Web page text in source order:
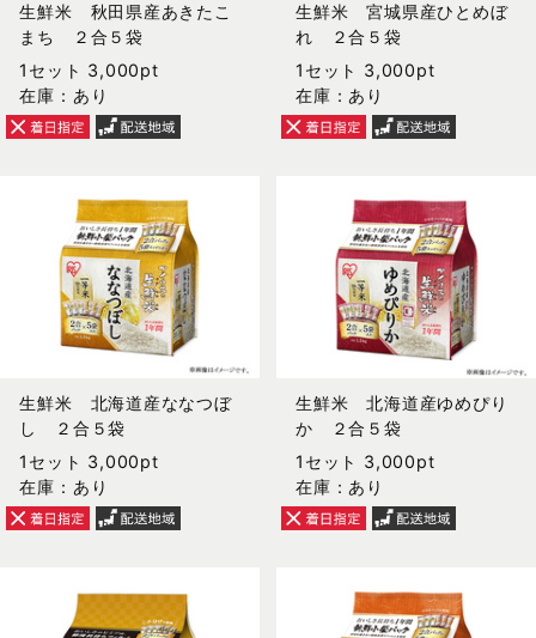
生鮮米 秋田県産あきたこ
まち ２合５袋
1セット 3,000pt
在庫：あり
生鮮米 宮城県産ひとめぼ
れ ２合５袋
1セット 3,000pt
在庫：あり
生鮮米 北海道産ななつぼ
し ２合５袋
1セット 3,000pt
在庫：あり
生鮮米 北海道産ゆめぴり
か ２合５袋
1セット 3,000pt
在庫：あり